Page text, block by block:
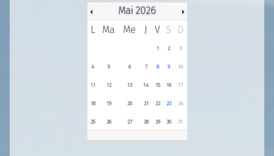
Mai 2026
L
Ma Me J V S D
1 2 3
4 5 6 7 8 9 10
11 12 13 14 15 16 17
18 19 20 21 22 23 24
25 26 27 28 29 30 31